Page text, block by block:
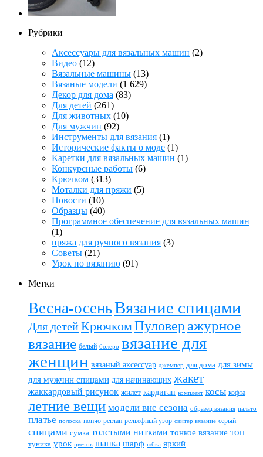
Рубрики
Аксессуары для вязальных машин (2)
Видео (12)
Вязальные машины (13)
Вязаные модели (1 629)
Декор для дома (83)
Для детей (261)
Для животных (10)
Для мужчин (92)
Инструменты для вязания (1)
Исторические факты о моде (1)
Каретки для вязальных машин (1)
Конкурсные работы (6)
Крючком (313)
Моталки для пряжи (5)
Новости (10)
Образцы (40)
Программное обеспечение для вязальных машин
(1)
пряжа для ручного вязания (3)
Советы (21)
Урок по вязанию (91)
Метки
Весна-осеньВязание спицами
Для детейКрючкомПуловер ажурное
вязание белый болеро вязание для
женщин вязаный аксессуар джемпер для дома для зимы
для мужчин спицами для начинающих жакет
жаккардовый рисунок жилет кардиган комплект косы кофта
летние вещи модели вне сезона образец вязания пальто
платье полоска пончо реглан рельефный узор свитер вязание серый
спицами сумка толстыми нитками тонкое вязание топ
туника урок цветок шапка шарф юбка яркий